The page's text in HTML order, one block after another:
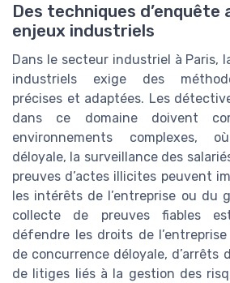
Des techniques d’enquête
enjeux industriels
Dans le secteur industriel à Paris,
industriels exige des
précises et adaptées. Les
dans ce domaine doivent
environnements complexes,
déloyale, la surveillance des
preuves d’actes illicites peuvent
les intérêts de l’entreprise ou du
collecte de preuves fiables
défendre les droits de
de concurrence déloyale, d’arrêts
de litiges liés à la gestion des